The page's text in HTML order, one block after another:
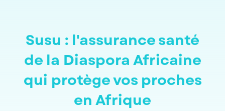
Susu : l'assurance santé
de la Diaspora Africaine
qui protège vos proches
en Afrique